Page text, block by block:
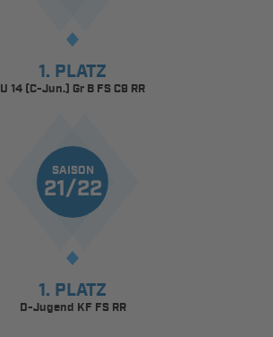
1. PLATZ
U 14 (C-Jun.) Gr B FS C9 RR
SAISON
21/22
1. PLATZ
D-Jugend KF FS RR